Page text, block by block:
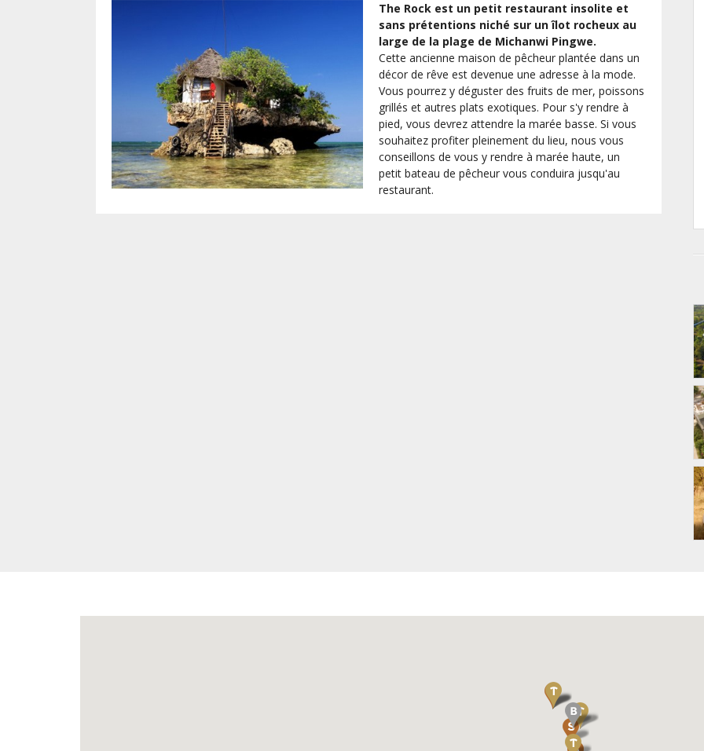
The Rock est un petit restaurant insolite et
sans prétentions niché sur un îlot rocheux au
large de la plage de Michanwi Pingwe.
Cette ancienne maison de pêcheur plantée dans un
décor de rêve est devenue une adresse à la mode.
Vous pourrez y déguster des fruits de mer, poissons
grillés et autres plats exotiques. Pour s'y rendre à
pied, vous devrez attendre la marée basse. Si vous
souhaitez profiter pleinement du lieu, nous vous
conseillons de vous y rendre à marée haute, un
petit bateau de pêcheur vous conduira jusqu'au
restaurant.